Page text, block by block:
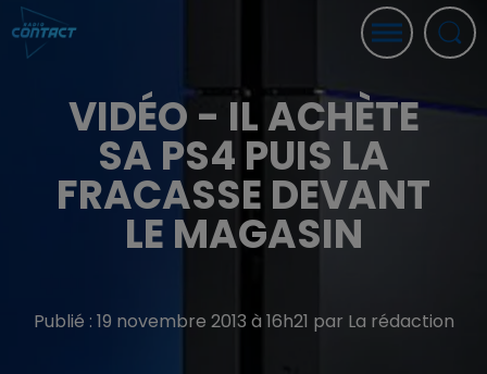
VIDÉO - IL ACHÈTE
SA PS4 PUIS LA
FRACASSE DEVANT
LE MAGASIN
Publié : 19 novembre 2013 à 16h21 par La rédaction